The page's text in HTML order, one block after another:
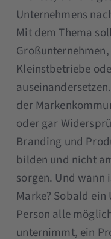
Unternehmens
Mit dem Thema
Kleinstbetriebe
der
oder gar
Branding und
bilden und nicht
sorgen. Und wann
Marke? Sobald
Person alle
unternimmt, ein